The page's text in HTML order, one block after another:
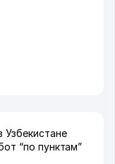
Узбекистане
“по пунктам”